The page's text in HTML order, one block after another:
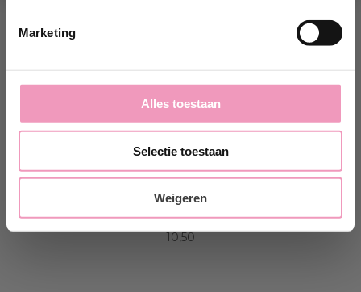
Marketing
Alles toestaan
Selectie toestaan
Weigeren
Wasmiddel witte was
Price
10,50